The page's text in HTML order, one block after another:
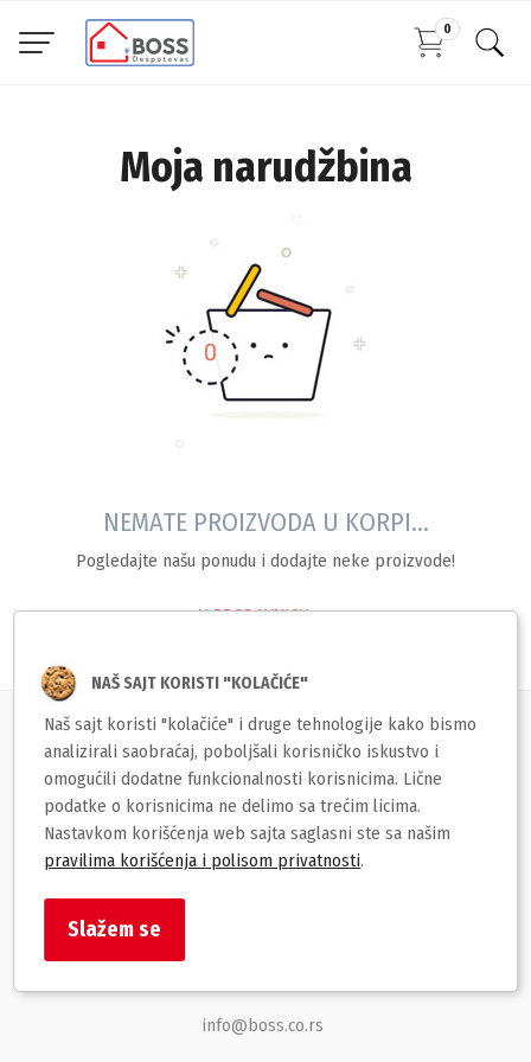
0
Moja narudžbina
NEMATE PROIZVODA U KORPI...
Pogledajte našu ponudu i dodajte neke proizvode!
U PRODAVNICU →
Korisnički servis
Brzi linkovi
Despota Stefana Lazarevića 129
info@boss.co.rs
NAŠ SAJT KORISTI "KOLAČIĆE"
Naš sajt koristi "kolačiće" i druge tehnologije kako bismo
analizirali saobraćaj, poboljšali korisničko iskustvo i
omogućili dodatne funkcionalnosti korisnicima. Lične
podatke o korisnicima ne delimo sa trećim licima.
Nastavkom korišćenja web sajta saglasni ste sa našim
pravilima korišćenja i polisom privatnosti.
Slažem se